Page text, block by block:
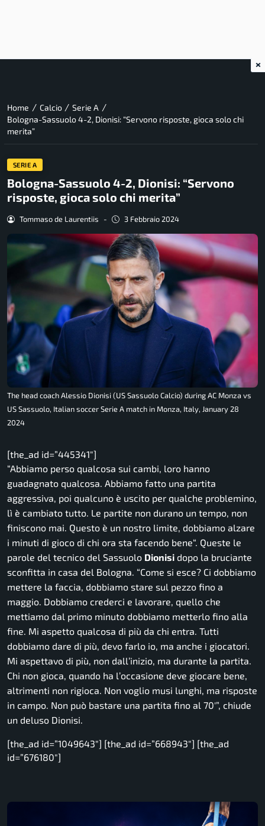
Home / Calcio / Serie A /
Bologna-Sassuolo 4-2, Dionisi: “Servono risposte, gioca solo chi
merita”
SERIE A
Bologna-Sassuolo 4-2, Dionisi: “Servono
risposte, gioca solo chi merita”
Tommaso de Laurentiis - 3 Febbraio 2024
The head coach Alessio Dionisi (US Sassuolo Calcio) during AC Monza vs
US Sassuolo, Italian soccer Serie A match in Monza, Italy, January 28
2024
[the_ad id=”445341″]
“Abbiamo perso qualcosa sui cambi, loro hanno
guadagnato qualcosa. Abbiamo fatto una partita
aggressiva, poi qualcuno è uscito per qualche problemino,
lì è cambiato tutto. Le partite non durano un tempo, non
finiscono mai. Questo è un nostro limite, dobbiamo alzare
i minuti di gioco di chi ora sta facendo bene“. Queste le
parole del tecnico del Sassuolo Dionisi dopo la bruciante
sconfitta in casa del Bologna. “Come si esce? Ci dobbiamo
mettere la faccia, dobbiamo stare sul pezzo fino a
maggio. Dobbiamo crederci e lavorare, quello che
mettiamo dal primo minuto dobbiamo metterlo fino alla
fine. Mi aspetto qualcosa di più da chi entra. Tutti
dobbiamo dare di più, devo farlo io, ma anche i giocatori.
Mi aspettavo di più, non dall’inizio, ma durante la partita.
Chi non gioca, quando ha l’occasione deve giocare bene,
altrimenti non rigioca. Non voglio musi lunghi, ma risposte
in campo. Non può bastare una partita fino al 70′”, chiude
un deluso Dionisi.
[the_ad id=”1049643″] [the_ad id=”668943″] [the_ad
id=”676180″]
×